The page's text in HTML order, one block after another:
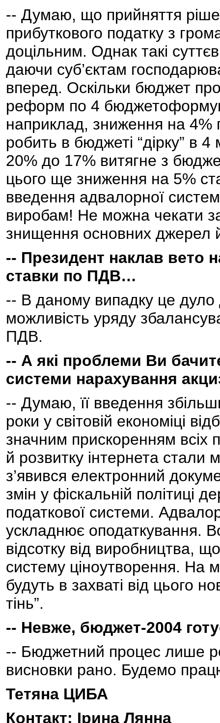
-- Думаю, що прийняття
прибуткового податку з
доцільним. Однак такі
даючи суб’єктам
вперед. Оскільки бюджет
реформ по 4
наприклад, зниження на 4%
робить в бюджеті “дірку” в
20% до 17% витягне з
цього ще зниження на 5%
введення адвалорної
виробам! Не можна чекати
знищення основних джерел
-- Президент наклав вето
ставки по ПДВ…
-- В даному випадку це
можливість уряду
ПДВ.
-- А які проблеми Ви
системи нарахування
-- Думаю, її введення
роки у світовій економіці
значним прискоренням всіх
й розвитку інтернета стали
з’явився електронний
змін у фіскальній політиці
податкової системи.
ускладнює оподаткування.
відсотку від виробництва,
систему ціноутворення. На
будуть в захваті від цього
тінь”.
-- Невже, бюджет-2004
-- Бюджетний процес лише
висновки рано. Будемо
Тетяна ЦИБА
Контакт: Ірина Лянна